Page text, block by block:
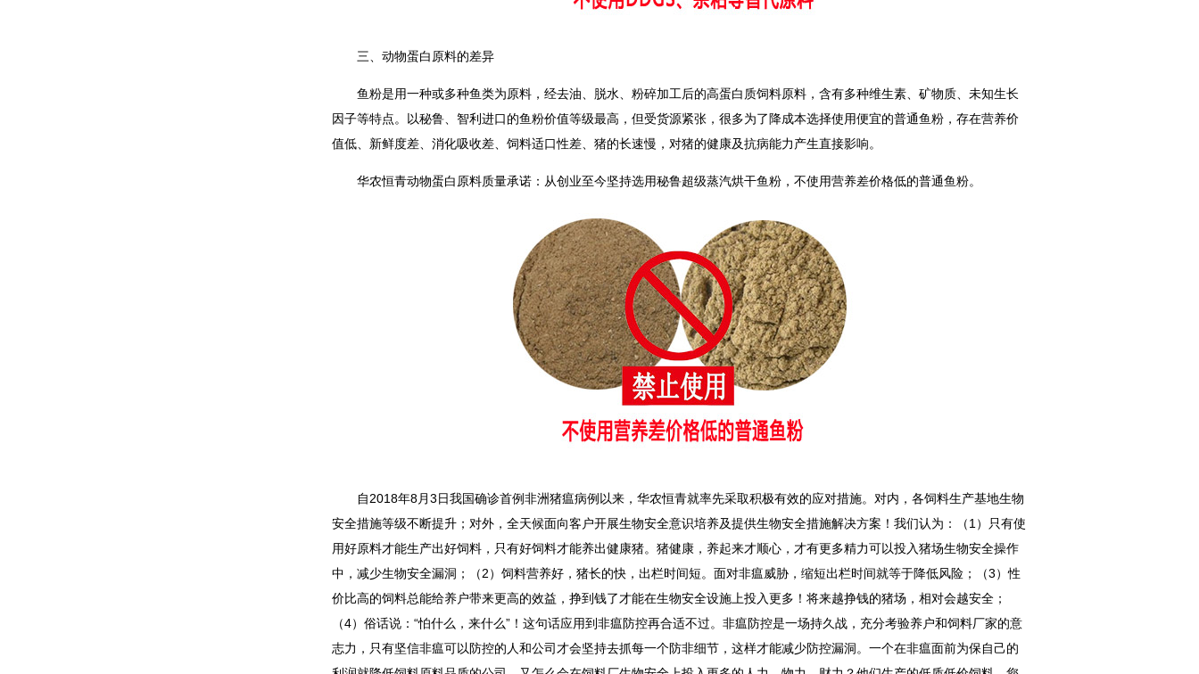
三、动物蛋白原料的差异
鱼粉是用一种或多种鱼类为原料，经去油、脱水、粉碎加工后的高蛋白质饲料原料，含有多种维生素、矿物质、未知生长
因子等特点。以秘鲁、智利进口的鱼粉价值等级最高，但受货源紧张，很多为了降成本选择使用便宜的普通鱼粉，存在营养价
值低、新鲜度差、消化吸收差、饲料适口性差、猪的长速慢，对猪的健康及抗病能力产生直接影响。
华农恒青动物蛋白原料质量承诺：从创业至今坚持选用秘鲁超级蒸汽烘干鱼粉，不使用营养差价格低的普通鱼粉。
自2018年8月3日我国确诊首例非洲猪瘟病例以来，华农恒青就率先采取积极有效的应对措施。对内，各饲料生产基地生物
安全措施等级不断提升；对外，全天候面向客户开展生物安全意识培养及提供生物安全措施解决方案！我们认为：（1）只有使
用好原料才能生产出好饲料，只有好饲料才能养出健康猪。猪健康，养起来才顺心，才有更多精力可以投入猪场生物安全操作
中，减少生物安全漏洞；（2）饲料营养好，猪长的快，出栏时间短。面对非瘟威胁，缩短出栏时间就等于降低风险；（3）性
价比高的饲料总能给养户带来更高的效益，挣到钱了才能在生物安全设施上投入更多！将来越挣钱的猪场，相对会越安全；
（4）俗话说：“怕什么，来什么”！这句话应用到非瘟防控再合适不过。非瘟防控是一场持久战，充分考验养户和饲料厂家的意
志力，只有坚信非瘟可以防控的人和公司才会坚持去抓每一个防非细节，这样才能减少防控漏洞。一个在非瘟面前为保自己的